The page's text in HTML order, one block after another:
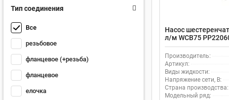
Тип соединения
Все
резьбовое
фланцевое (+резьба)
фланцевое
елочка
Насос
л/м WCB75
Производитель:
Артикул:
Виды жидкости:
Напряжение сети, В:
Страна производства:
Модельный ряд: